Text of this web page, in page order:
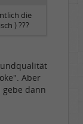
die
) ???
Aber
dann